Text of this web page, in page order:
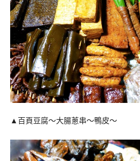
▲百頁豆腐～大腸蔥串～鴨皮～